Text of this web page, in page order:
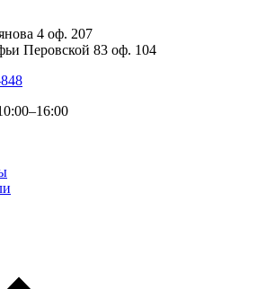
4 оф. 207
Перовской 83 оф. 104